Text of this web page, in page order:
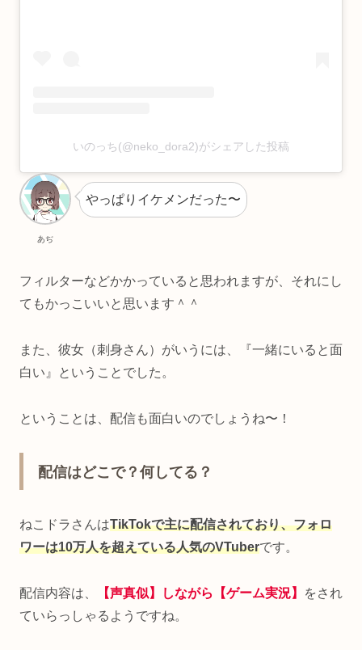
いのっち(@neko_dora2)がシェアした投稿
あぢ
やっぱりイケメンだった〜
フィルターなどかかっていると思われますが、それにし
てもかっこいいと思います＾＾
また、彼女（刺身さん）がいうには、『一緒にいると面
白い』ということでした。
ということは、配信も面白いのでしょうね〜！
配信はどこで？何してる？
ねこドラさんはTikTokで主に配信されており、フォロ
ワーは10万人を超えている人気のVTuberです。
配信内容は、 【声真似】しながら【ゲーム実況】
をされ
ていらっしゃるようですね。